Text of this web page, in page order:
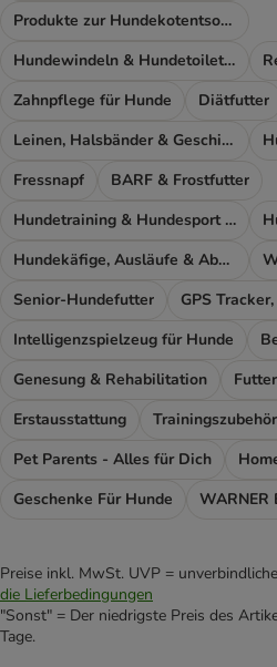
Produkte zur Hundekotentsorgung
Hundewindeln & Hundetoiletten
Zahnpflege für Hunde
Diätfutter
Leinen, Halsbänder & Geschirre
Fressnapf
BARF & Frostfutter
Hundetraining & Hundesport Zubehör
Hundekäfige, Ausläufe & Absperrgitter
Senior-Hundefutter
GPS
Intelligenzspielzeug für Hunde
Genesung & Rehabilitation
Erstausstattung
Pet Parents - Alles für Dich
Geschenke Für Hunde
WARNER
Preise inkl. MwSt. UVP =
die Lieferbedingungen
"Sonst" = Der niedrigste Preis des
Tage.